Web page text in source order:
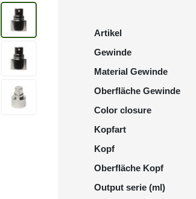
Artikel
Gewinde
Material Gewinde
Oberfläche Gewinde
Color closure
Kopfart
Kopf
Oberfläche Kopf
Output serie (ml)